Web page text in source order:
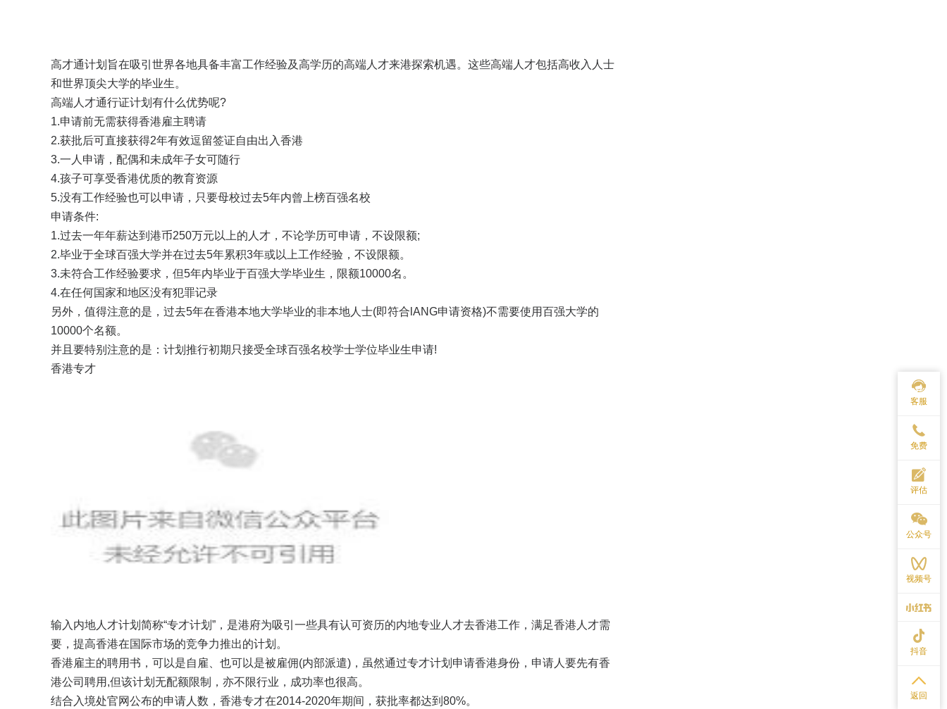
高才通计划旨在吸引世界各地具备丰富工作经验及高学历的高端人才来港探索机遇。这些高端人才包括高收入人士
和世界顶尖大学的毕业生。
高端人才通行证计划有什么优势呢?
1.申请前无需获得香港雇主聘请
2.获批后可直接获得2年有效逗留签证自由出入香港
3.一人申请，配偶和未成年子女可随行
4.孩子可享受香港优质的教育资源
5.没有工作经验也可以申请，只要母校过去5年内曾上榜百强名校
申请条件:
1.过去一年年薪达到港币250万元以上的人才，不论学历可申请，不设限额;
2.毕业于全球百强大学并在过去5年累积3年或以上工作经验，不设限额。
3.未符合工作经验要求，但5年内毕业于百强大学毕业生，限额10000名。
4.在任何国家和地区没有犯罪记录
另外，值得注意的是，过去5年在香港本地大学毕业的非本地人士(即符合lANG申请资格)不需要使用百强大学的
10000个名额。
并且要特别注意的是：计划推行初期只接受全球百强名校学士学位毕业生申请!
香港专才
输入内地人才计划简称“专才计划”，是港府为吸引一些具有认可资历的内地专业人才去香港工作，满足香港人才需
要，提高香港在国际市场的竞争力推出的计划。
香港雇主的聘用书，可以是自雇、也可以是被雇佣(内部派遣)，虽然通过专才计划申请香港身份，申请人要先有香
港公司聘用,但该计划无配额限制，亦不限行业，成功率也很高。
结合入境处官网公布的申请人数，香港专才在2014-2020年期间，获批率都达到80%。
客服
免费
评估
公众号
视频号
抖音
返回